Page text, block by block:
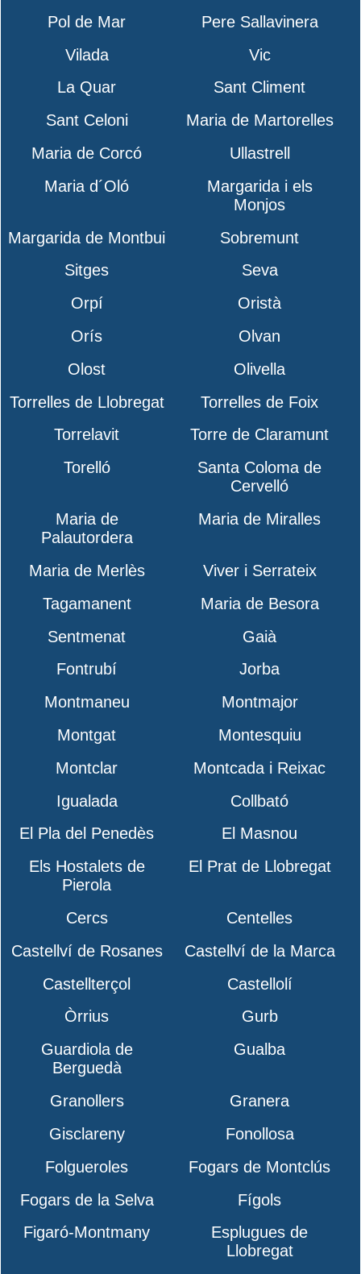
Pol de Mar
Pere Sallavinera
Vilada
Vic
La Quar
Sant Climent
Sant Celoni
Maria de Martorelles
Maria de Corcó
Ullastrell
Maria d´Oló
Margarida i els
Monjos
Margarida de Montbui
Sobremunt
Sitges
Seva
Orpí
Oristà
Orís
Olvan
Olost
Olivella
Torrelles de Llobregat
Torrelles de Foix
Torrelavit
Torre de Claramunt
Torelló
Santa Coloma de
Cervelló
Maria de
Palautordera
Maria de Miralles
Maria de Merlès
Viver i Serrateix
Tagamanent
Maria de Besora
Sentmenat
Gaià
Fontrubí
Jorba
Montmaneu
Montmajor
Montgat
Montesquiu
Montclar
Montcada i Reixac
Igualada
Collbató
El Pla del Penedès
El Masnou
Els Hostalets de
Pierola
El Prat de Llobregat
Cercs
Centelles
Castellví de Rosanes
Castellví de la Marca
Castellterçol
Castellolí
Òrrius
Gurb
Guardiola de
Berguedà
Gualba
Granollers
Granera
Gisclareny
Fonollosa
Folgueroles
Fogars de Montclús
Fogars de la Selva
Fígols
Figaró-Montmany
Esplugues de
Llobregat